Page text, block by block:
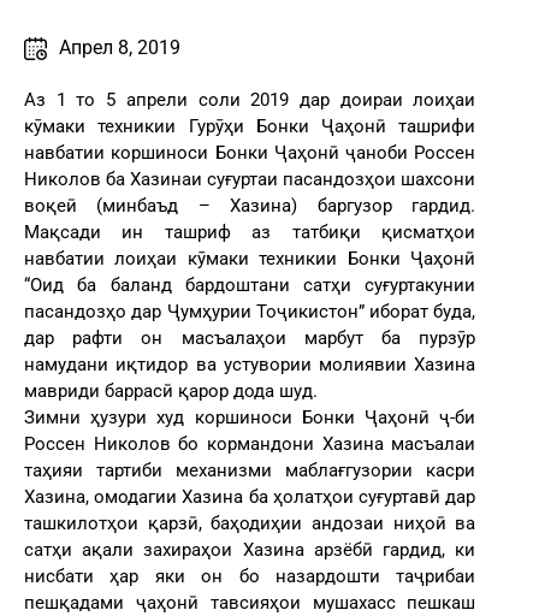
Апрел 8, 2019
Аз 1 то 5 апрели соли 2019 дар доираи лоиҳаи
кӯмаки техникии Гурӯҳи Бонки Ҷаҳонӣ ташрифи
навбатии коршиноси Бонки Ҷаҳонӣ ҷаноби Россен
Николов ба Хазинаи суғуртаи пасандозҳои шахсони
воқеӣ (минбаъд – Хазина) баргузор гардид.
Мақсади ин ташриф аз татбиқи қисматҳои
навбатии лоиҳаи кӯмаки техникии Бонки Ҷаҳонӣ
“Оид ба баланд бардоштани сатҳи суғуртакунии
пасандозҳо дар Ҷумҳурии Тоҷикистон” иборат буда,
дар рафти он масъалаҳои марбут ба пурзӯр
намудани иқтидор ва устувории молиявии Хазина
мавриди баррасӣ қарор дода шуд.
Зимни ҳузури худ коршиноси Бонки Ҷаҳонӣ ҷ-би
Россен Николов бо кормандони Хазина масъалаи
таҳияи тартиби механизми маблағгузории касри
Хазина, омодагии Хазина ба ҳолатҳои суғуртавӣ дар
ташкилотҳои қарзӣ, баҳодиҳии андозаи ниҳоӣ ва
сатҳи ақали захираҳои Хазина арзёбӣ гардид, ки
нисбати ҳар яки он бо назардошти таҷрибаи
пешқадами ҷаҳонӣ тавсияҳои мушахасс пешкаш